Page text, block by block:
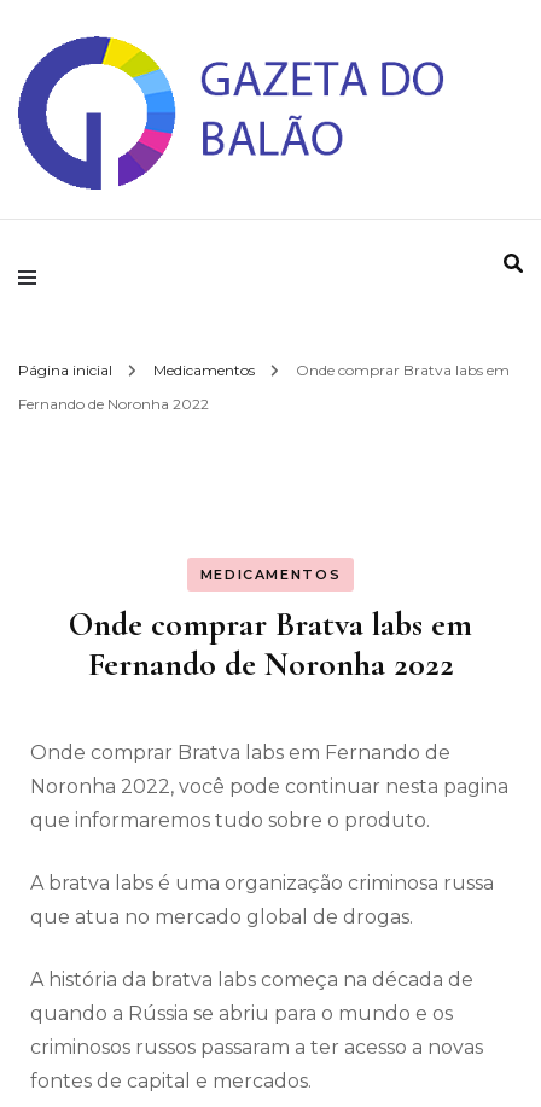
Gazeta do Balao
Página inicial Medicamentos
Onde comprar Bratva labs em
Fernando de Noronha 2022
MEDICAMENTOS
Onde comprar Bratva labs em
Fernando de Noronha 2022
Onde comprar Bratva labs em Fernando de
Noronha 2022, você pode continuar nesta pagina
que informaremos tudo sobre o produto.
A bratva labs é uma organização criminosa russa
que atua no mercado global de drogas.
A história da bratva labs começa na década de
quando a Rússia se abriu para o mundo e os
criminosos russos passaram a ter acesso a novas
fontes de capital e mercados.